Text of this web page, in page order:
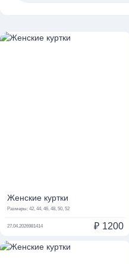
Женские куртки
Размеры: 42, 44, 46, 48, 50, 52
27.04.2026981414 ₽ 1200